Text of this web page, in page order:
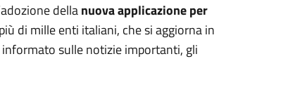
dellanuova applicazione per
di mille enti italiani, che si aggiorna in
sulle notizie importanti, gli